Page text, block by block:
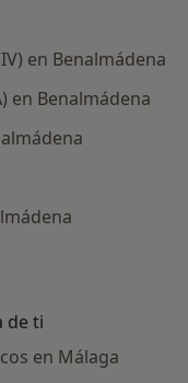
en Benalmádena
en Benalmádena
de ti
en Málaga